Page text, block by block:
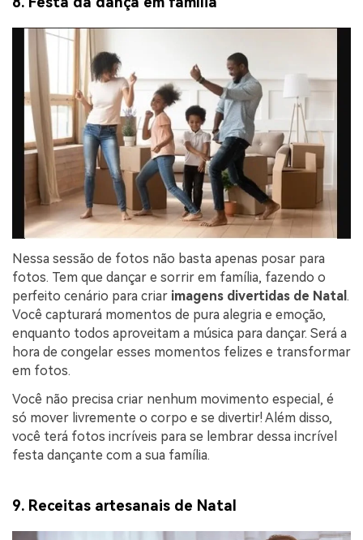
Nessa sessão de fotos não basta apenas posar para
fotos. Tem que dançar e sorrir em família, fazendo o
perfeito cenário para criar imagens divertidas de Natal .
Você capturará momentos de pura alegria e emoção,
enquanto todos aproveitam a música para dançar. Será a
hora de congelar esses momentos felizes e transformar
em fotos.
Você não precisa criar nenhum movimento especial, é
só mover livremente o corpo e se divertir! Além disso,
você terá fotos incríveis para se lembrar dessa incrível
festa dançante com a sua família.
9. Receitas artesanais de Natal